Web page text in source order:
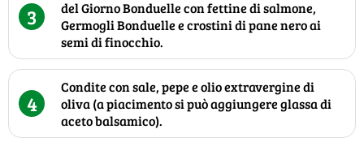
3
del Giorno Bonduelle con fettine di salmone,
Germogli Bonduelle e crostini di pane nero ai
semi di finocchio.
4
Condite con sale, pepe e olio extravergine di
oliva (a piacimento si può aggiungere glassa di
aceto balsamico).